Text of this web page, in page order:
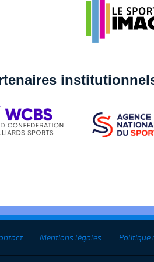
Mentions légales Politique